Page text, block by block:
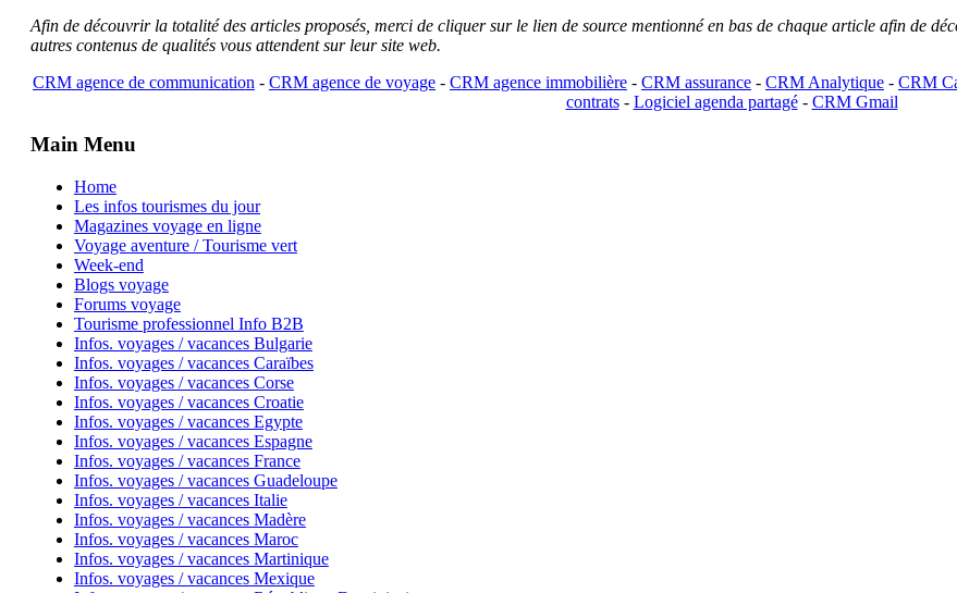
Afin de découvrir la totalité des articles proposés, merci de cliquer sur le lien de source mentionné en bas de chaque article afin de
autres contenus de qualités vous attendent sur leur site web.
CRM agence de communication - CRM agence de voyage - CRM agence immobilière - CRM assurance - CRM Analytique - CRM
contrats- Logiciel agenda partagé- CRM Gmail
Main Menu
Home
Les infos tourismes du jour
Magazines voyage en ligne
Voyage aventure / Tourisme vert
Week-end
Blogs voyage
Forums voyage
Tourisme professionnel Info B2B
Infos. voyages / vacances Bulgarie
Infos. voyages / vacances Caraïbes
Infos. voyages / vacances Corse
Infos. voyages / vacances Croatie
Infos. voyages / vacances Egypte
Infos. voyages / vacances Espagne
Infos. voyages / vacances France
Infos. voyages / vacances Guadeloupe
Infos. voyages / vacances Italie
Infos. voyages / vacances Madère
Infos. voyages / vacances Maroc
Infos. voyages / vacances Martinique
Infos. voyages / vacances Mexique